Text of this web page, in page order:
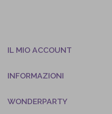
IL MIO ACCOUNT
INFORMAZIONI
WONDERPARTY